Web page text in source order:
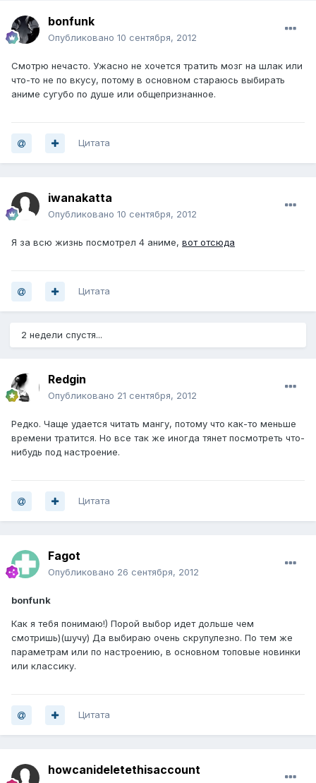
bonfunk
Опубликовано 10 сентября, 2012
Смотрю нечасто. Ужасно не хочется тратить мозг на шлак или
что-то не по вкусу, потому в основном стараюсь выбирать
аниме сугубо по душе или общепризнанное.
Цитата
iwanakatta
Опубликовано 10 сентября, 2012
Я за всю жизнь посмотрел 4 аниме, вот отсюда
Цитата
2 недели спустя...
Redgin
Опубликовано 21 сентября, 2012
Редко. Чаще удается читать мангу, потому что как-то меньше
времени тратится. Но все так же иногда тянет посмотреть что-
нибудь под настроение.
Цитата
Fagot
Опубликовано 26 сентября, 2012
bonfunk
Как я тебя понимаю!) Порой выбор идет дольше чем
смотришь)(шучу) Да выбираю очень скрупулезно. По тем же
параметрам или по настроению, в основном топовые новинки
или классику.
Цитата
howcanideletethisaccount